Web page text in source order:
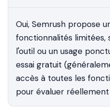
Oui, Semrush propose
fonctionnalités limitées,
l'outil ou un usage
essai gratuit
accès à toutes les
pour évaluer